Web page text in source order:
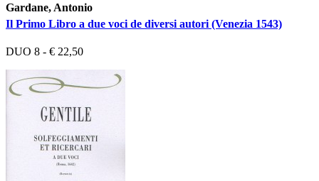
Gardane, Antonio
Il Primo Libro a due voci de diversi autori (Venezia 1543)
DUO 8 - € 22,50